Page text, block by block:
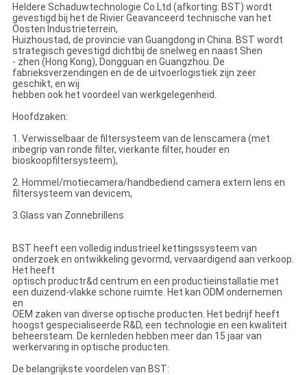
Heldere Schaduwtechnologie Co.Ltd (afkorting: BST) wordt
gevestigd bij het de Rivier Geavanceerd technische van het
Oosten Industrieterrein,
Huizhoustad, de provincie van Guangdong in China. BST wordt
strategisch gevestigd dichtbij de snelweg en naast Shen
- zhen (Hong Kong), Dongguan en Guangzhou. De
fabrieksverzendingen en de de uitvoerlogistiek zijn zeer
geschikt, en wij
hebben ook het voordeel van werkgelegenheid.
Hoofdzaken:
1. Verwisselbaar de filtersysteem van de lenscamera (met
inbegrip van ronde filter, vierkante filter, houder en
bioskoopfiltersysteem),
2. Hommel/motiecamera/handbediend camera extern lens en
filtersysteem van devicem,
3.Glass van Zonnebrillens
BST heeft een volledig industrieel kettingssysteem van
onderzoek en ontwikkeling gevormd, vervaardigend aan verkoop.
Het heeft
optisch productr&d centrum en een productieinstallatie met
een duizend-vlakke schone ruimte. Het kan ODM ondernemen
en
OEM zaken van diverse optische producten. Het bedrijf heeft
hoogst gespecialiseerde R&D, een technologie en een kwaliteit
beheersteam. De kernleden hebben meer dan 15 jaar van
werkervaring in optische producten.
De belangrijkste voordelen van BST: